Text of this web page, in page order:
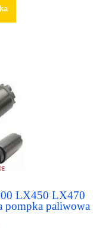
LX450 LX470
pompka paliwowa